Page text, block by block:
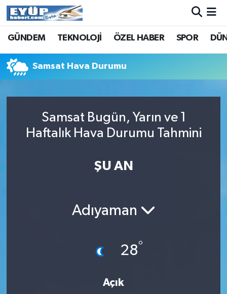
GÜNDEM TEKNOLOJİ ÖZEL HABER SPOR
Samsat Hava Durumu
Samsat Bugün, Yarın ve 1
Haftalık Hava Durumu Tahmini
ŞU AN
Adıyaman
28°
Açık